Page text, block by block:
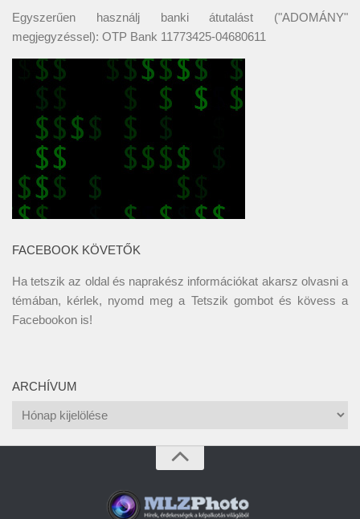
Egyszerűen használj banki átutalást ("ADOMÁNY"
megjegyzéssel): OTP Bank 11773425-04680611
FACEBOOK KÖVETŐK
Ha tetszik az oldal és naprakész információkat akarsz olvasni a
témában, kérlek, nyomd meg a Tetszik gombot és kövess a
Facebookon is!
ARCHÍVUM
Archívum